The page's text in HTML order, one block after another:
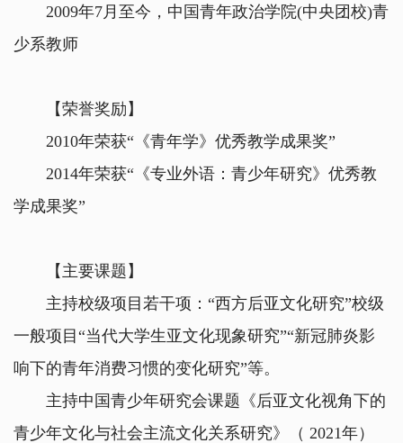
2009年7月至今，中国青年政治学院(中央团校)青
少系教师
【荣誉奖励】
2010年荣获“《青年学》优秀教学成果奖”
2014年荣获“《专业外语：青少年研究》优秀教
学成果奖”
【主要课题】
主持校级项目若干项：“西方后亚文化研究”校级
一般项目“当代大学生亚文化现象研究”“新冠肺炎影
响下的青年消费习惯的变化研究”等。
主持中国青少年研究会课题《后亚文化视角下的
青少年文化与社会主流文化关系研究》（ 2021年）